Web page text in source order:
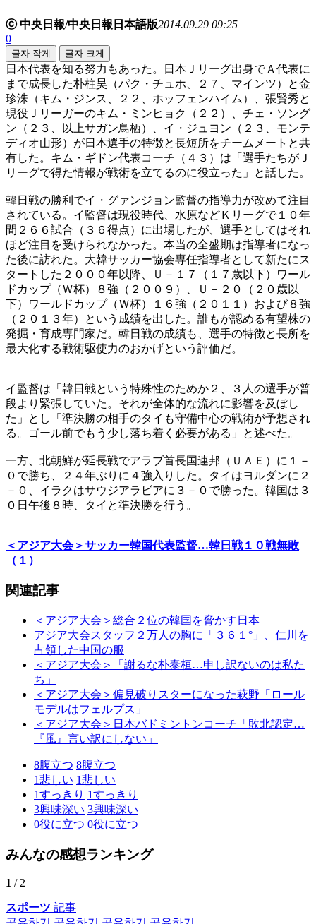
ⓒ 中央日報/中央日報日本語版2014.09.29 09:25
0
글자 작게 글자 크게
日本代表を知る努力もあった。日本Ｊリーグ出身でＡ代表に
まで成長した朴柱昊（パク・チュホ、２７、マインツ）と金
珍洙（キム・ジンス、２２、ホッフェンハイム）、張賢秀と
現役Ｊリーガーのキム・ミンヒョク（２２）、チェ・ソング
ン（２３、以上サガン鳥栖）、イ・ジュヨン（２３、モンテ
ディオ山形）が日本選手の特徴と長短所をチームメートと共
有した。キム・ギドン代表コーチ（４３）は「選手たちがＪ
リーグで得た情報が戦術を立てるのに役立った」と話した。
韓日戦の勝利でイ・グァンジョン監督の指導力が改めて注目
されている。イ監督は現役時代、水原などＫリーグで１０年
間２６６試合（３６得点）に出場したが、選手としてはそれ
ほど注目を受けられなかった。本当の全盛期は指導者になっ
た後に訪れた。大韓サッカー協会専任指導者として新たにス
タートした２０００年以降、Ｕ－１７（１７歳以下）ワール
ドカップ（Ｗ杯）８強（２００９）、Ｕ－２０（２０歳以
下）ワールドカップ（Ｗ杯）１６強（２０１１）および８強
（２０１３年）という成績を出した。誰もが認める有望株の
発掘・育成専門家だ。韓日戦の成績も、選手の特徴と長所を
最大化する戦術駆使力のおかげという評価だ。
イ監督は「韓日戦という特殊性のためか２、３人の選手が普
段より緊張していた。それが全体的な流れに影響を及ぼし
た」とし「準決勝の相手のタイも守備中心の戦術が予想され
る。ゴール前でもう少し落ち着く必要がある」と述べた。
一方、北朝鮮が延長戦でアラブ首長国連邦（ＵＡＥ）に１－
０で勝ち、２４年ぶりに４強入りした。タイはヨルダンに２
－０、イラクはサウジアラビアに３－０で勝った。韓国は３
０日午後８時、タイと準決勝を行う。
＜アジア大会＞サッカー韓国代表監督…韓日戦１０戦無敗
（１）
関連記事
＜アジア大会＞総合２位の韓国を脅かす日本
アジア大会スタッフ２万人の胸に「３６１°」、仁川を
占領した中国の服
＜アジア大会＞「謝るな朴泰桓…申し訳ないのは私た
ち」
＜アジア大会＞偏見破りスターになった萩野「ロール
モデルはフェルプス」
＜アジア大会＞日本バドミントンコーチ「敗北認定…
『風』言い訳にしない」
8腹立つ 8腹立つ
1悲しい 1悲しい
1すっきり 1すっきり
3興味深い 3興味深い
0役に立つ 0役に立つ
みんなの感想ランキング
1 / 2
スポーツ 記事